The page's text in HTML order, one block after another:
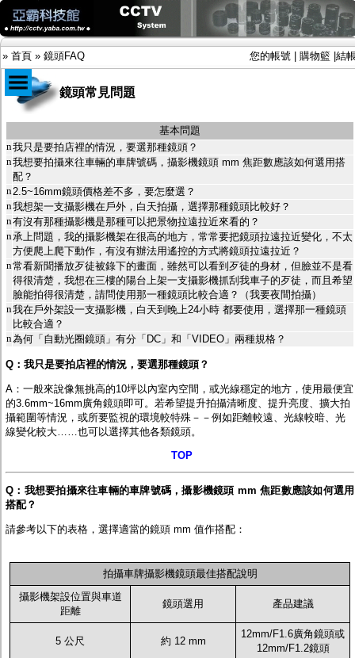
» 首頁 » 鏡頭FAQ 您的帳號 購物籃 結
限時促銷特惠專案
IP網路攝影機及錄放影機
AHD DVR數位錄放影機
AHD半球型(適用屋內)
AHD中小型紅外線攝影機(適用騎樓、室內外)
AHD防護罩型攝影機(適用屋外，紅外線照射
距離遠）
AHD特殊功能型攝影機
旋轉型攝影機.旋轉台
傳統高解析攝影機
鏡頭
投光設備
防護罩及支架
多路攝影機單軸傳輸
監聽器.麥克風
視訊轉換設備
雙絞線傳輸器
雜訊改善器
分配放大器
懶人線.同軸線.花線
線頭.插座.延長線.HDMI線
集線盒.防水盒.配線盒
變壓器.避雷器
行車紀錄器.車用插座配件
電腦工業機殼
客訂商品
鏡頭常見問題
基本問題
n我只是要拍店裡的情況，要選那種鏡頭？
n我想要拍攝來往車輛的車牌號碼，攝影機鏡頭 mm 焦距數應該如何選用搭
配？
n 2.5~16mm鏡頭價格差不多，要怎麼選？
n我想架一支攝影機在戶外，白天拍攝，選擇那種鏡頭比較好？
n有沒有那種攝影機是那種可以把景物拉遠拉近來看的？
n承上問題，我的攝影機架在很高的地方，常常要把鏡頭拉遠拉近變化，不太
方便爬上爬下動作，有沒有辦法用遙控的方式將鏡頭拉遠拉近？
n常看新聞播放歹徒被錄下的畫面，雖然可以看到歹徒的身材，但臉並不是看
得很清楚，我想在三樓的陽台上架一支攝影機抓刮我車子的歹徒，而且希望
臉能拍得很清楚，請問使用那一種鏡頭比較合適？（我要夜間拍攝）
n我在戶外架設一支攝影機，白天到晚上24小時 都要使用，選擇那一種鏡頭
比較合適？
n為何「自動光圈鏡頭」有分「DC」和「VIDEO」兩種規格？
Q：我只是要拍店裡的情況，要選那種鏡頭？
A：一般來說像無挑高的10坪以內室內空間，或光線穩定的地方，使用最便宜
的3.6mm~16mm廣角鏡頭即可。若希望提升拍攝清晰度、提升亮度、擴大拍
攝範圍等情況，或所要監視的環境較特殊－－例如距離較遠、光線較暗、光
線變化較大……也可以選擇其他各類鏡頭。
TOP
Q：我想要拍攝來往車輛的車牌號碼，攝影機鏡頭 mm 焦距數應該如何選用
搭配？
請參考以下的表格，選擇適當的鏡頭 mm 值作搭配 ：
拍攝車牌攝影機鏡頭最佳搭配說明
攝影機架設位置與車道
距離
鏡頭選用 產品建議
5 公尺 約 12 mm
12mm/F1.6廣角鏡頭或
12mm/F1.2鏡頭